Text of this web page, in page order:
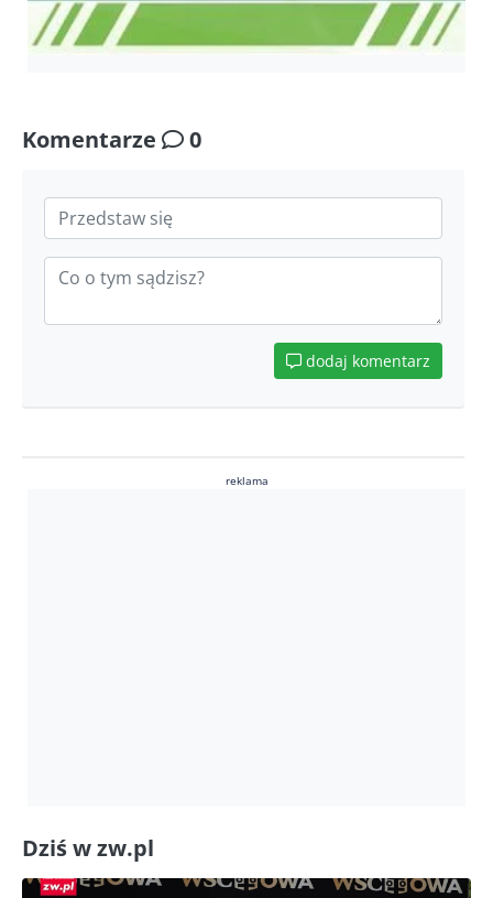
Komentarze 0
dodaj komentarz
reklama
Dziś w zw.pl